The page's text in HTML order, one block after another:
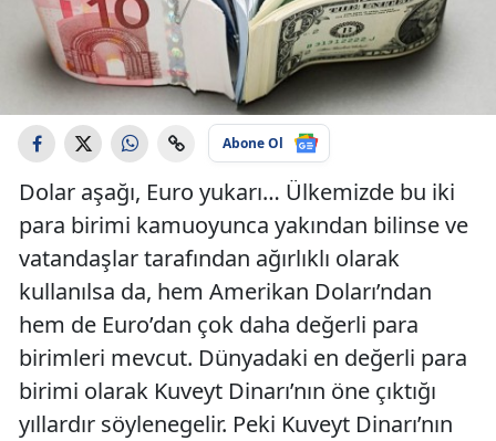
Abone Ol
Dolar aşağı, Euro yukarı… Ülkemizde bu iki
para birimi kamuoyunca yakından bilinse ve
vatandaşlar tarafından ağırlıklı olarak
kullanılsa da, hem Amerikan Doları’ndan
hem de Euro’dan çok daha değerli para
birimleri mevcut. Dünyadaki en değerli para
birimi olarak Kuveyt Dinarı’nın öne çıktığı
yıllardır söylenegelir. Peki Kuveyt Dinarı’nın